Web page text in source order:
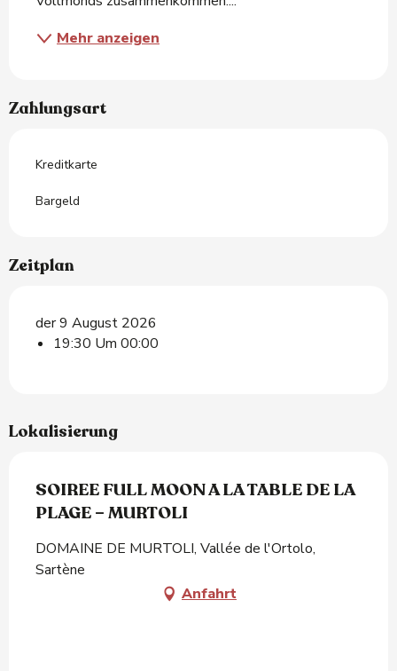
Mehr anzeigen
Zahlungsart
Kreditkarte
Bargeld
Zeitplan
der 9 August 2026
19:30 Um 00:00
Lokalisierung
SOIREE FULL MOON A LA TABLE DE LA
PLAGE – MURTOLI
DOMAINE DE MURTOLI, Vallée de l'Ortolo,
Sartène
Anfahrt